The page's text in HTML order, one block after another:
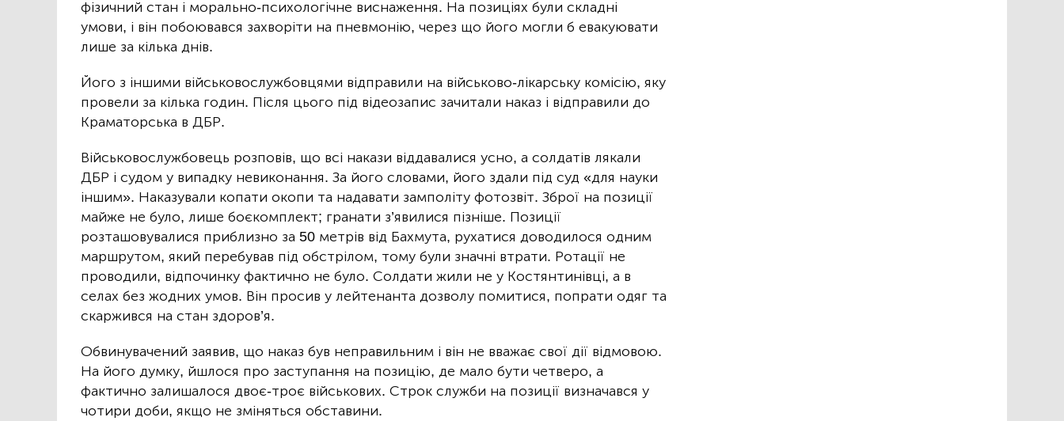
фізичний стан і морально-психологічне виснаження. На позиціях були складні
умови, і він побоювався захворіти на пневмонію, через що його могли б евакуювати
лише за кілька днів.
Його з іншими військовослужбовцями відправили на військово-лікарську комісію, яку
провели за кілька годин. Після цього під відеозапис зачитали наказ і відправили до
Краматорська в ДБР.
Військовослужбовець розповів, що всі накази віддавалися усно, а солдатів лякали
ДБР і судом у випадку невиконання. За його словами, його здали під суд «для науки
іншим». Наказували копати окопи та надавати замполіту фотозвіт. Зброї на позиції
майже не було, лише боєкомплект; гранати з’явилися пізніше. Позиції
розташовувалися приблизно за 50 метрів від Бахмута, рухатися доводилося одним
маршрутом, який перебував під обстрілом, тому були значні втрати. Ротації не
проводили, відпочинку фактично не було. Солдати жили не у Костянтинівці, а в
селах без жодних умов. Він просив у лейтенанта дозволу помитися, попрати одяг та
скаржився на стан здоров’я.
Обвинувачений заявив, що наказ був неправильним і він не вважає свої дії відмовою.
На його думку, йшлося про заступання на позицію, де мало бути четверо, а
фактично залишалося двоє-троє військових. Строк служби на позиції визначався у
чотири доби, якщо не зміняться обставини.